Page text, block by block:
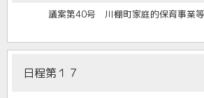
議案第40号 川棚町家庭的保育事業
日程第１７